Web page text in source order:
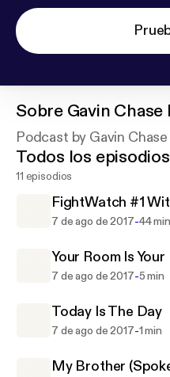
Sobre Gavin
Podcast by Gavin Chase
Todos los episodios
11 episodios
FightWatch #1
7 de ago de 2017-44 min
Your Room Is
7 de ago de 2017-5 min
Today Is The Day
7 de ago de 2017-1 min
My Brother